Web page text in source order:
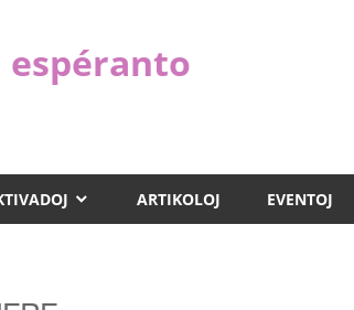
espéranto
ARTIKOLOJ EVENTOJ